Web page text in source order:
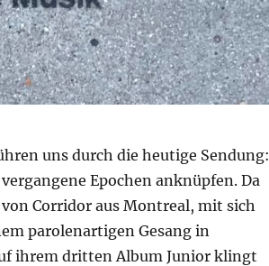
uns durch die heutige Sendung:
Epochen anknüpfen. Da
Corridor aus Montreal, mit sich
parolenartigen Gesang in
ihrem dritten Album Junior klingt